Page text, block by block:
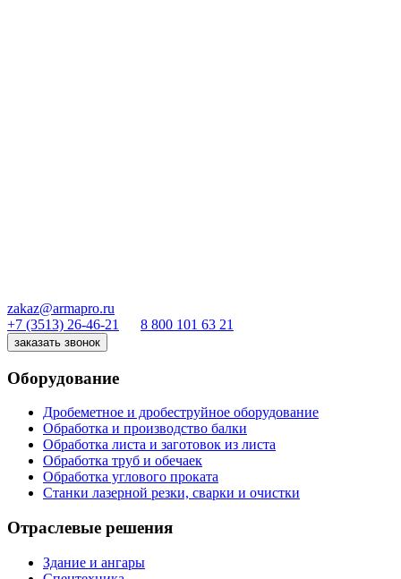
zakaz@armapro.ru
+7 (3513) 26-46-21
8 800 101 63 21
заказать звонок
Оборудование
Дробеметное и дробеструйное оборудование
Обработка и производство балки
Обработка листа и заготовок из листа
Обработка труб и обечаек
Обработка углового проката
Станки лазерной резки, сварки и очистки
Отраслевые решения
Здание и ангары